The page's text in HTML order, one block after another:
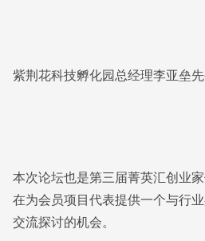
紫荆花科技孵化园总经理李亚垒
本次论坛也是第三届菁英汇创业
在为会员项目代表提供一个与行
交流探讨的机会。